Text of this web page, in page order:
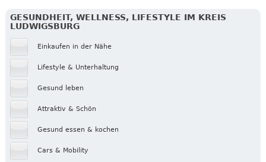
GESUNDHEIT, WELLNESS, LIFESTYLE IM KREIS
LUDWIGSBURG
Einkaufen in der Nähe
Lifestyle & Unterhaltung
Gesund leben
Attraktiv & Schön
Gesund essen & kochen
Cars & Mobility